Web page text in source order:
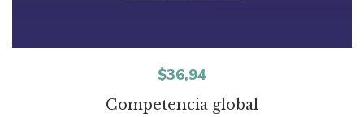
Competencia global
$36,94